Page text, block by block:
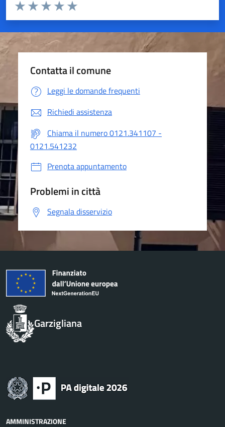
Valuta da 1 a 5 stelle la pagina
Valuta 5 stelle su 5
Valuta 4 stelle su 5
Valuta 3 stelle su 5
Valuta 2 stelle su 5
Valuta 1 stelle su 5
Contatta il comune
Leggi le domande frequenti
Richiedi assistenza
Chiama il numero 0121.341107 -
0121.541232
Prenota appuntamento
Problemi in città
Segnala disservizio
Garzigliana
AMMINISTRAZIONE